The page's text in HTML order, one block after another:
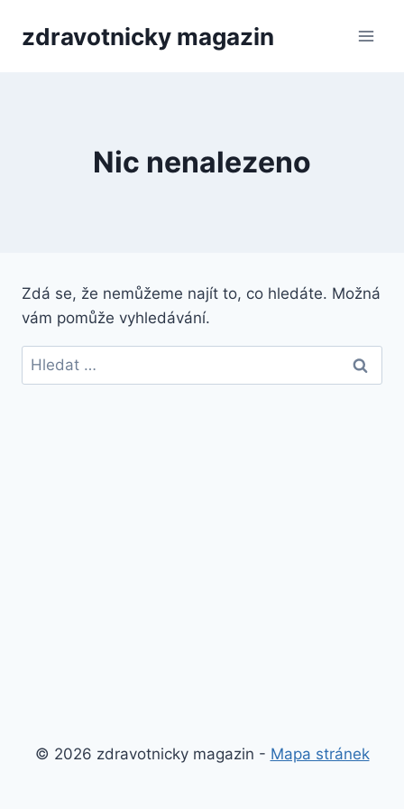
zdravotnicky magazin
Nic nenalezeno
Zdá se, že nemůžeme najít to, co hledáte. Možná
vám pomůže vyhledávání.
Vyhledávání
© 2026 zdravotnicky magazin - Mapa stránek